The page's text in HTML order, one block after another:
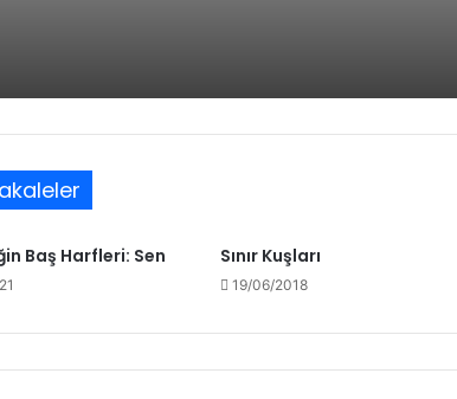
Yazacağım Sana Çok Uzaklardan
2026
Baş Harfleri: Sen Sınır Kuşları
19/06/2018